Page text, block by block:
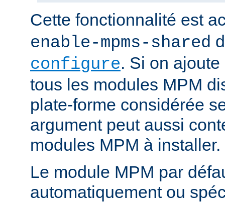
Cette fonctionnalité est
enable-mpms-shared
configure. Si on
tous les modules MPM
plate-forme considérée
argument peut aussi
modules MPM à installer.
Le module MPM par
automatiquement ou